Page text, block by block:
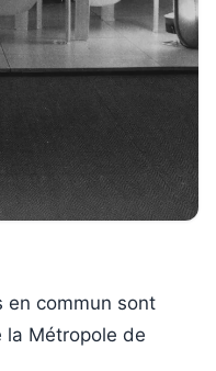
en commun sont
Métropole de